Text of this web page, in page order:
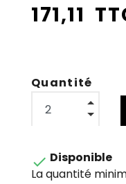
171,11
Quantité
 Disponible
La quantité